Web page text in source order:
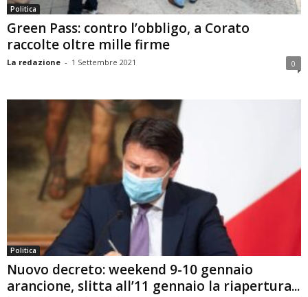
Politica
Green Pass: contro l’obbligo, a Corato
raccolte oltre mille firme
La redazione - 1 Settembre 2021 0
Politica
Nuovo decreto: weekend 9-10 gennaio
arancione, slitta all’11 gennaio la riapertura...